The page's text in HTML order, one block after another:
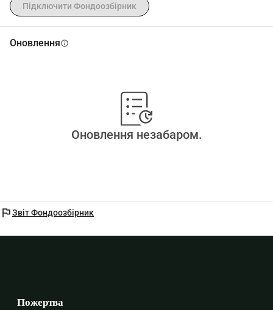
Підключити Фондоозбірник
Оновленняinfo
Оновлення незабаром.
flagЗвіт Фондоозбірник
Пожертва